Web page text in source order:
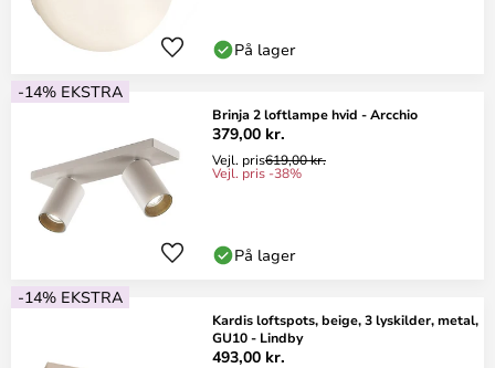
På lager
-14% EKSTRA
Brinja 2 loftlampe hvid - Arcchio
379,00 kr.
Vejl. pris619,00 kr.
Vejl. pris -38%
På lager
-14% EKSTRA
Kardis loftspots, beige, 3 lyskilder, metal,
GU10 - Lindby
493,00 kr.